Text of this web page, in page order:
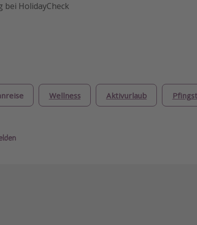
bei HolidayCheck
Wellness Aktivurlaub